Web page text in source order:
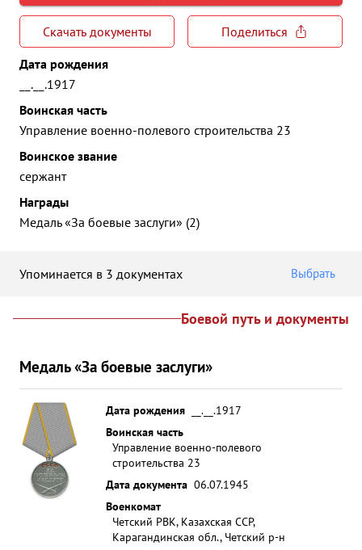
Скачать документы
Поделиться
Дата рождения
__.__.1917
Воинская часть
Управление военно-полевого строительства 23
Воинское звание
сержант
Награды
Медаль «За боевые заслуги» (2)
Упоминается в 3 документах Выбрать
Боевой путь и документы
Медаль «За боевые заслуги»
Дата рождения
__.__.1917
Воинская часть
Управление военно-полевого
строительства 23
Дата документа 06.07.1945
Военкомат
Четский РВК, Казахская ССР,
Карагандинская обл., Четский р-н